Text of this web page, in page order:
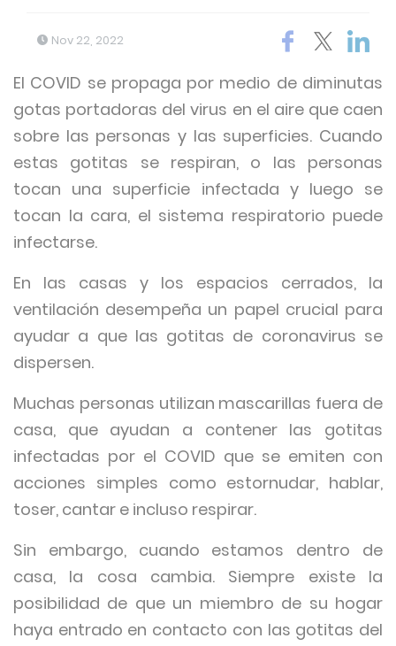
Nov 22, 2022
El COVID se propaga por medio de diminutas
gotas portadoras del virus en el aire que caen
sobre las personas y las superficies. Cuando
estas gotitas se respiran, o las personas
tocan una superficie infectada y luego se
tocan la cara, el sistema respiratorio puede
infectarse.
En las casas y los espacios cerrados, la
ventilación desempeña un papel crucial para
ayudar a que las gotitas de coronavirus se
dispersen.
Muchas personas utilizan mascarillas fuera de
casa, que ayudan a contener las gotitas
infectadas por el COVID que se emiten con
acciones simples como estornudar, hablar,
toser, cantar e incluso respirar.
Sin embargo, cuando estamos dentro de
casa, la cosa cambia. Siempre existe la
posibilidad de que un miembro de su hogar
haya entrado en contacto con las gotitas del